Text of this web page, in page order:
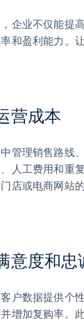
企业不仅能提
和盈利能力。
营成本
管理销售路线
人工费用和重
店或电商网站
意度和忠
户数据提供个
增加复购率。